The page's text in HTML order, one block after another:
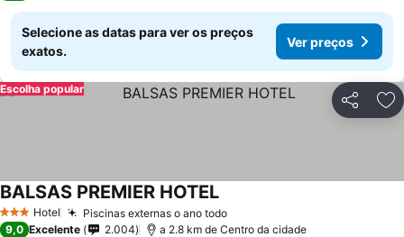
Selecione as datas para ver os preços
exatos.
Ver preços
Partilhar
Escolha popular
3 EstrelasHotel Piscinas externas o ano todoVer preços
BALSAS PREMIER HOTELVer preços
9,0 Excelente 2.004 a 2.8 km de Centro da cidade